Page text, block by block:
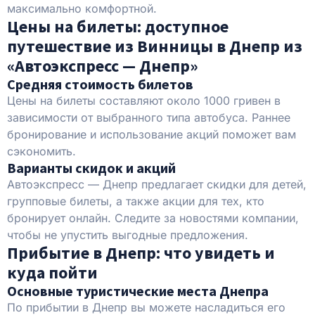
максимально комфортной.
Цены на билеты: доступное
путешествие из Винницы в Днепр из
«Автоэкспресс — Днепр»
Средняя стоимость билетов
Цены на билеты составляют около 1000 гривен в
зависимости от выбранного типа автобуса. Раннее
бронирование и использование акций поможет вам
сэкономить.
Варианты скидок и акций
Автоэкспресс — Днепр предлагает скидки для детей,
групповые билеты, а также акции для тех, кто
бронирует онлайн. Следите за новостями компании,
чтобы не упустить выгодные предложения.
Прибытие в Днепр: что увидеть и
куда пойти
Основные туристические места Днепра
По прибытии в Днепр вы можете насладиться его